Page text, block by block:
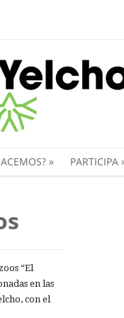
» PARTICIPA
“El
en las
con el